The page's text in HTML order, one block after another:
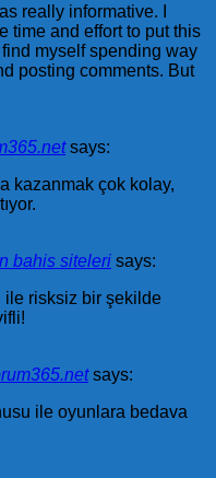
really informative. I
time and effort to put this
myself spending way
posting comments. But
says:
kazanmak çok kolay,
bahis siteleri says:
ile risksiz bir şekilde
says:
ile oyunlara bedava